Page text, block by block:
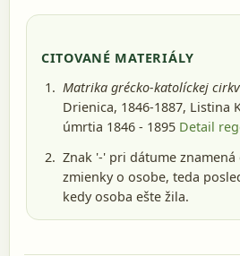
CITOVANÉ MATERIÁLY
Matrika grécko-katolíckej
Drienica, 1846-1887, Listina
úmrtia 1846 - 1895 Detail
Znak '-' pri dátume
zmienky o osobe, teda
kedy osoba ešte žila.